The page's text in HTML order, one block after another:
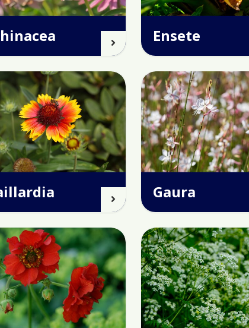
Ensete
Gaura